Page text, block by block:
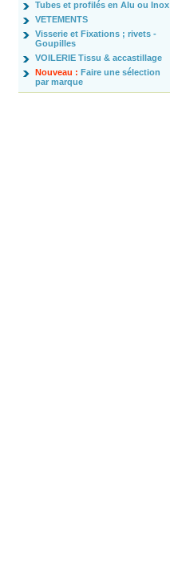
Tubes et profilés en Alu ou Inox
VETEMENTS
Visserie et Fixations ; rivets -
Goupilles
VOILERIE Tissu & accastillage
Nouveau : Faire une sélection
par marque